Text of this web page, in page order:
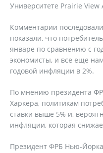
Университете Prairie View
Комментарии
показали, что
январе по сравнению с
экономисты, и все еще
годовой инфляции в 2%.
По мнению президента
Харкера, политикам
ставки выше 5% и,
инфляции, которая
Президент ФРБ Нью-